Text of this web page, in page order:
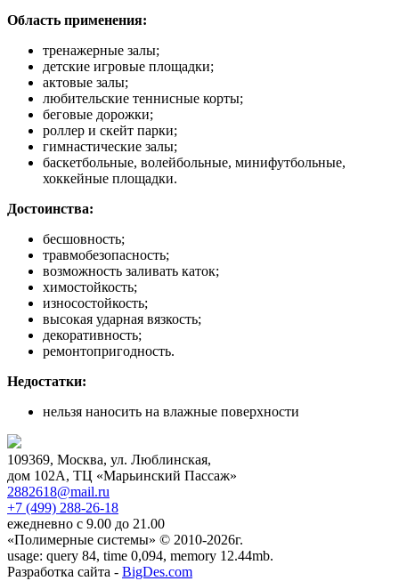
Область применения:
тренажерные залы;
детские игровые площадки;
актовые залы;
любительские теннисные корты;
беговые дорожки;
роллер и скейт парки;
гимнастические залы;
баскетбольные, волейбольные, минифутбольные,
хоккейные площадки.
Достоинства:
бесшовность;
травмобезопасность;
возможность заливать каток;
химостойкость;
износостойкость;
высокая ударная вязкость;
декоративность;
ремонтопригодность.
Недостатки:
нельзя наносить на влажные поверхности
109369, Москва, ул. Люблинская,
дом 102А, ТЦ «Марьинский Пассаж»
2882618@mail.ru
+7 (499) 288-26-18
ежедневно с 9.00 до 21.00
«Полимерные системы» © 2010-2026г.
usage: query 84, time 0,094, memory 12.44mb.
Разработка сайта - BigDes.com